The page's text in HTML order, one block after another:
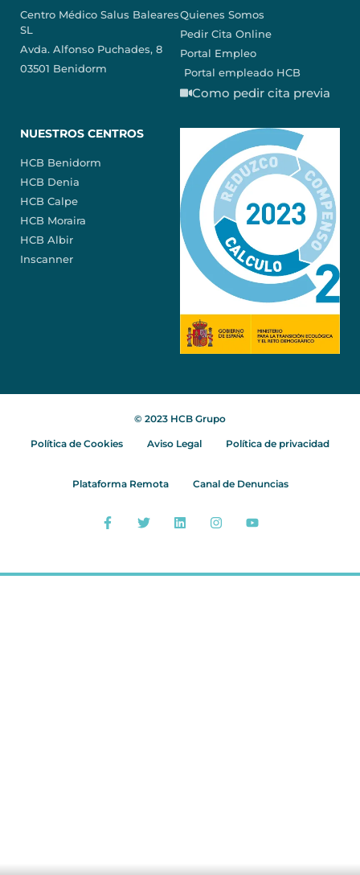
Centro Médico Salus Baleares
SL
Avda. Alfonso Puchades, 8
03501 Benidorm
Quienes Somos
Pedir Cita Online
Portal Empleo
Portal empleado HCB
Como pedir cita previa
NUESTROS CENTROS
HCB Benidorm
HCB Denia
HCB Calpe
HCB Moraira
HCB Albir
Inscanner
© 2023 HCB Grupo
Política de Cookies Aviso Legal Política de privacidad
Plataforma Remota Canal de Denuncias